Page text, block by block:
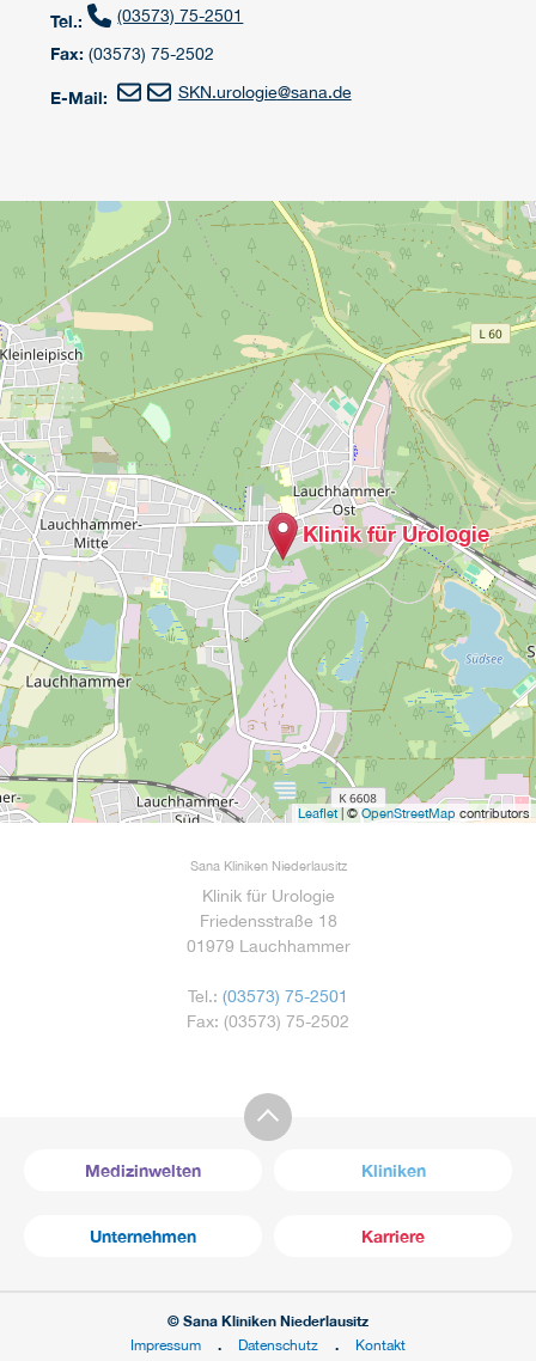
Tel.: (03573) 75-2501
Fax: (03573) 75-2502
E-Mail: SKN.urologie@sana.de
Klinik für Urologie
Leaflet| © OpenStreetMap contributors
Sana Kliniken Niederlausitz
Klinik für Urologie
Friedensstraße 18
01979 Lauchhammer
Tel.: (03573) 75-2501
Fax: (03573) 75-2502
Medizinwelten Kliniken
Unternehmen Karriere
© Sana Kliniken Niederlausitz
Impressum
Datenschutz Kontakt